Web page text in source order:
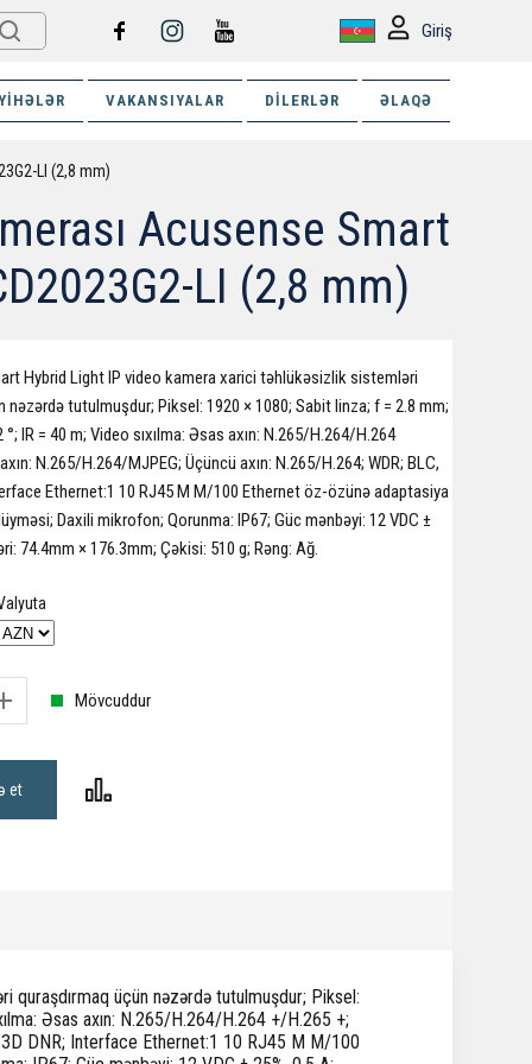
Giriş
VAKANSIYALAR DILERLƏR ƏLAQƏ
LI (2,8 mm)
Acusense Smart
LI (2,8 mm)
Mövcuddur
et
Hybrid Light IP video kamera xarici təhlükəsizlik sistemləri
nəzərdə tutulmuşdur; Piksel: 1920 × 1080; Sabit linza; f = 2.8 mm;
°; IR = 40 m; Video sıxılma: Əsas axın: N.265/H.264/H.264
N.265/H.264/MJPEG; Üçüncü axın: N.265/H.264; WDR; BLC,
Ethernet:1 10 RJ45 M M/100 Ethernet öz-özünə adaptasiya
Daxili mikrofon; Qorunma: IP67; Güc mənbəyi: 12 VDC ±
74.4mm × 176.3mm; Çəkisi: 510 g; Rəng: Ağ.
üçün nəzərdə tutulmuşdur; Piksel:
Əsas axın: N.265/H.264/H.264 +/H.265 +;
3D DNR; Interface Ethernet:1 10 RJ45 M M/100